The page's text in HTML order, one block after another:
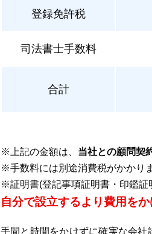
登録免許税
司法書士手数料
合計
※上記の金額は、 当社との顧問契
※手数料には別途消費税がかかり
※証明書(登記事項証明書・印鑑証
自分で設立するより費用を
手間と時間をかけずに確実な会